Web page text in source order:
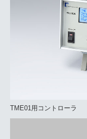
TME01用コントローラ